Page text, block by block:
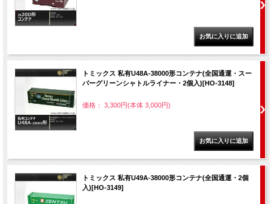
トミックス 私有U48A-38000形コンテナ(全国通運・スー
パーグリーンシャトルライナー・2個入)[HO-3148]
価格： 3,300円(本体 3,000円)
トミックス 私有U49A-38000形コンテナ(全国通運・2個
入)[HO-3149]